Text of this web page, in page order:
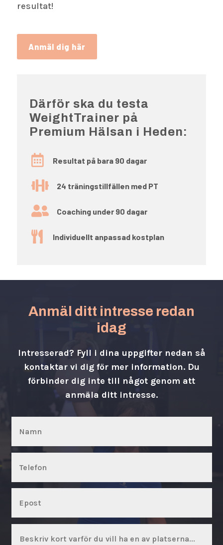
resultat!
Anmäl dig här
Därför ska du testa
WeightTrainer på
Premium Hälsan i Heden:
 Resultat på bara 90 dagar
 24 träningstillfällen med PT
 Coaching under 90 dagar
 Individuellt anpassad kostplan
Anmäl ditt intresse redan
idag
Intresserad? Fyll i dina uppgifter nedan så
kontaktar vi dig för mer information. Du
förbinder dig inte till något genom att
anmäla ditt intresse.